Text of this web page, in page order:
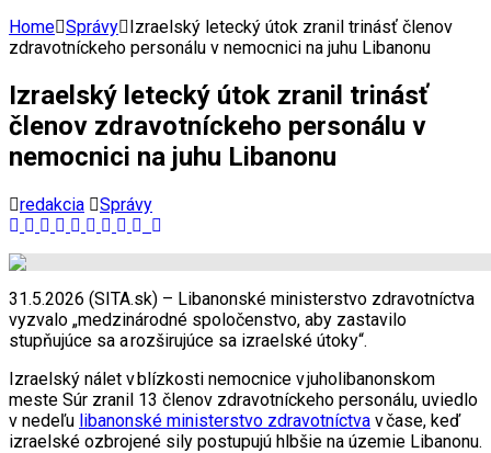
Home Správy Izraelský letecký útok zranil trinásť členov
zdravotníckeho personálu v nemocnici na juhu Libanonu
Izraelský letecký útok zranil trinásť
členov zdravotníckeho personálu v
nemocnici na juhu Libanonu
redakcia Správy
31.5.2026 (SITA.sk) – Libanonské ministerstvo zdravotníctva
vyzvalo „medzinárodné spoločenstvo, aby zastavilo
stupňujúce sa a rozširujúce sa izraelské útoky“.
Izraelský nálet v blízkosti nemocnice v juholibanonskom
meste Súr zranil 13 členov zdravotníckeho personálu, uviedlo
v nedeľu libanonské ministerstvo zdravotníctva v čase, keď
izraelské ozbrojené sily postupujú hlbšie na územie Libanonu.